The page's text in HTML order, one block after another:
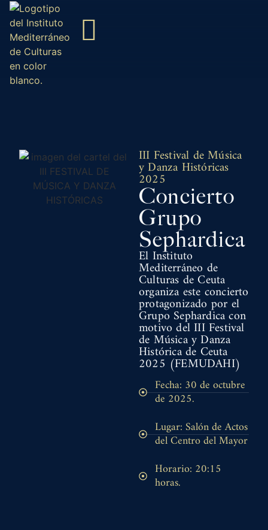
III Festival de Música
y Danza Históricas
2025
Concierto
Grupo
Sephardica
El Instituto
Mediterráneo de
Culturas de Ceuta
organiza este concierto
protagonizado por el
Grupo Sephardica con
motivo del III Festival
de Música y Danza
Histórica de Ceuta
2025 (FEMUDAHI)
Fecha: 30 de octubre
de 2025.
Lugar: Salón de Actos
del Centro del Mayor
Horario: 20:15
horas.